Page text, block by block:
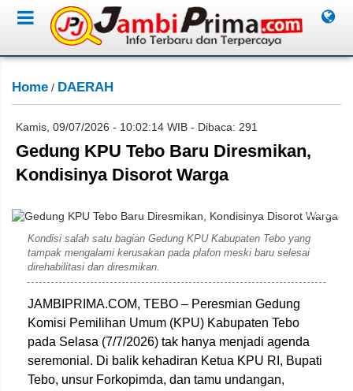
Home / DAERAH
Kamis, 09/07/2026 - 10:02:14 WIB - Dibaca: 291
Gedung KPU Tebo Baru Diresmikan,
Kondisinya Disorot Warga
Subahan
Kondisi salah satu bagian Gedung KPU Kabupaten Tebo yang
tampak mengalami kerusakan pada plafon meski baru selesai
direhabilitasi dan diresmikan.
JAMBIPRIMA.COM, TEBO – Peresmian Gedung
Komisi Pemilihan Umum (KPU) Kabupaten Tebo
pada Selasa (7/7/2026) tak hanya menjadi agenda
seremonial. Di balik kehadiran Ketua KPU RI, Bupati
Tebo, unsur Forkopimda, dan tamu undangan,